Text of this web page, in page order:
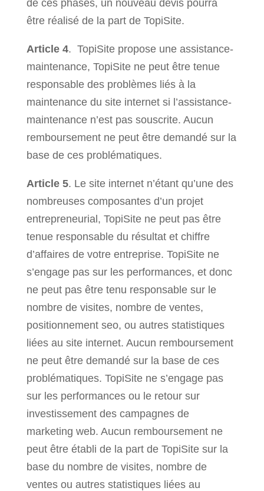
de ces phases, un nouveau devis pourra
être réalisé de la part de TopiSite.
Article 4. TopiSite propose une assistance-
maintenance, TopiSite ne peut être tenue
responsable des problèmes liés à la
maintenance du site internet si l’assistance-
maintenance n’est pas souscrite. Aucun
remboursement ne peut être demandé sur la
base de ces problématiques.
Article 5. Le site internet n’étant qu’une des
nombreuses composantes d’un projet
entrepreneurial, TopiSite ne peut pas être
tenue responsable du résultat et chiffre
d’affaires de votre entreprise. TopiSite ne
s’engage pas sur les performances, et donc
ne peut pas être tenu responsable sur le
nombre de visites, nombre de ventes,
positionnement seo, ou autres statistiques
liées au site internet. Aucun remboursement
ne peut être demandé sur la base de ces
problématiques. TopiSite ne s’engage pas
sur les performances ou le retour sur
investissement des campagnes de
marketing web. Aucun remboursement ne
peut être établi de la part de TopiSite sur la
base du nombre de visites, nombre de
ventes ou autres statistiques liées au